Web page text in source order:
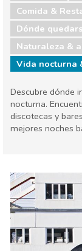
Comida &
Dónde
Naturaleza &
Vida nocturna
Descubre dónde
nocturna.
discotecas y
mejores noches
Comida &
Dónde
Vida nocturna